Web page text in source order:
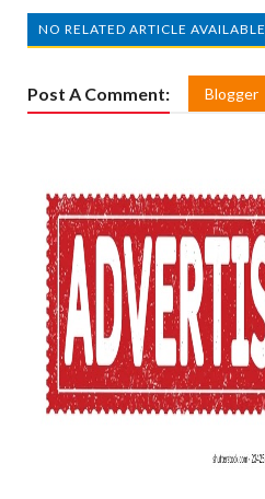
NO RELATED ARTICLE AVAILABLE
Post A Comment: Blogger